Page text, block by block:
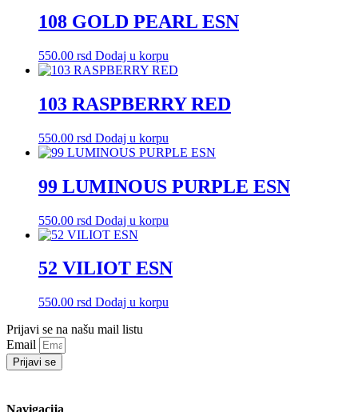
108 GOLD PEARL ESN
550.00 rsd Dodaj u korpu
103 RASPBERRY RED
550.00 rsd Dodaj u korpu
99 LUMINOUS PURPLE ESN
550.00 rsd Dodaj u korpu
52 VILIOT ESN
550.00 rsd Dodaj u korpu
Prijavi se na našu mail listu
Email
Prijavi se
Navigacija